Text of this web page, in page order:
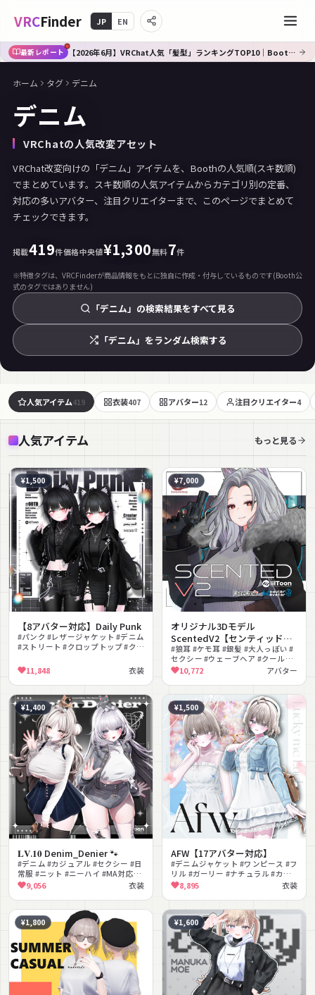
VRCFinder JP EN
最新レポート 【2026年6月】VRChat人気「髪型」ランキングTOP10｜Booth傾向分析
ホーム タグ デニム
デニム
VRChatの人気改変アセット
VRChat改変向けの「デニム」アイテムを、Boothの人気順(スキ数順)
でまとめています。スキ数順の人気アイテムからカテゴリ別の定番、
対応の多いアバター、注目クリエイターまで、このページでまとめて
チェックできます。
掲載419件価格中央値¥1,300無料7件
※特徴タグは、VRCFinderが商品情報をもとに独自に作成・付与しているものです(Booth公
式のタグではありません)
「デニム」の検索結果をすべて見る
「デニム」をランダム検索する
人気アイテム419 衣装407 アバター12 注目クリエイター4
人気アイテム もっと見る
¥1,500
【8アバター対応】Daily Punk
#パンク #レザージャケット #デニム
#ストリート #クロップトップ #クー
対応11,848 衣装
¥7,000
オリジナル3Dモデル
ScentedV2【センティッド
V2】
#狼耳 #ケモ耳 #銀髪 #大人っぽい #
セクシー #ウェーブヘア #クール
#VRChat #lilToon対応 #MA対応
10,772 アバター
¥1,400
𝐋𝐕.𝟏𝟎 Denim_Denier 🐾
#デニム #カジュアル #セクシー #日
常服 #ニット #ニーハイ #MA対応
#lilToon対応 #へそ出し #ガーリー
9,056 衣装
¥1,500
AFW【17アバター対応】
#デニムジャケット #ワンピース #フ
リル #ガーリー #ナチュラル #カジ
ュアル #ヘッドホン #上品 #MA対応
#lilToon対応
8,895 衣装
¥1,800 ¥1,600